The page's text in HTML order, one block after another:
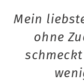
Mein
ohne